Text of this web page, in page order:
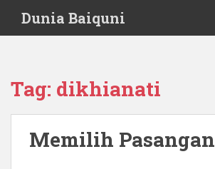
i
Dunia Baiquni
Tag: dikhianati
Memilih Pasangan